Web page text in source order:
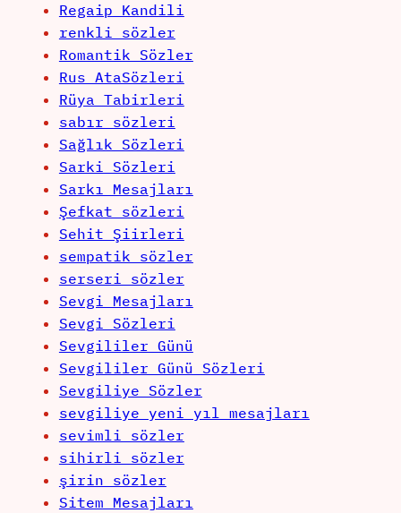
Regaip Kandili
renkli sözler
Romantik Sözler
Rus AtaSözleri
Rüya Tabirleri
sabır sözleri
Sağlık Sözleri
Sarki Sözleri
Sarkı Mesajları
Şefkat sözleri
Sehit Şiirleri
sempatik sözler
serseri sözler
Sevgi Mesajları
Sevgi Sözleri
Sevgililer Günü
Sevgililer Günü Sözleri
Sevgiliye Sözler
sevgiliye yeni yıl mesajları
sevimli sözler
sihirli sözler
şirin sözler
Sitem Mesajları